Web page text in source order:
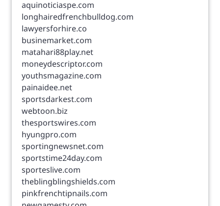
aquinoticiaspe.com
longhairedfrenchbulldog.com
lawyersforhire.co
businemarket.com
matahari88play.net
moneydescriptor.com
youthsmagazine.com
painaidee.net
sportsdarkest.com
webtoon.biz
thesportswires.com
hyungpro.com
sportingnewsnet.com
sportstime24day.com
sporteslive.com
theblingblingshields.com
pinkfrenchtipnails.com